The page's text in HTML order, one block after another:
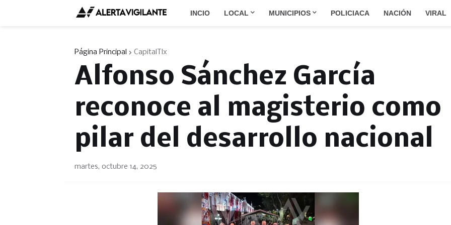
INCIO LOCAL MUNICIPIOS POLICIACA NACIÓN VIRAL
Página Principal CapitalTlx
Alfonso Sánchez García
reconoce al magisterio como
pilar del desarrollo nacional
martes, octubre 14, 2025